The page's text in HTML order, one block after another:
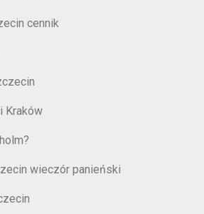
cennik
Kraków
wieczór panieński